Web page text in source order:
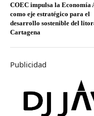
COEC impulsa la Economía
como eje estratégico para el
desarrollo sostenible del
Cartagena
Publicidad